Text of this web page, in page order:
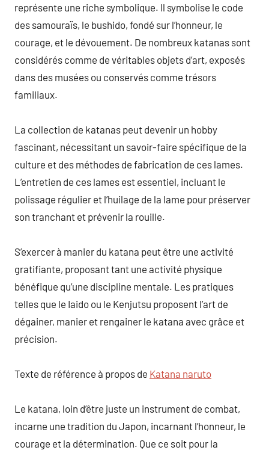
représente une riche symbolique. Il symbolise le code
des samouraïs, le bushido, fondé sur l’honneur, le
courage, et le dévouement. De nombreux katanas sont
considérés comme de véritables objets d’art, exposés
dans des musées ou conservés comme trésors
familiaux.
La collection de katanas peut devenir un hobby
fascinant, nécessitant un savoir-faire spécifique de la
culture et des méthodes de fabrication de ces lames.
L’entretien de ces lames est essentiel, incluant le
polissage régulier et l’huilage de la lame pour préserver
son tranchant et prévenir la rouille.
S’exercer à manier du katana peut être une activité
gratifiante, proposant tant une activité physique
bénéfique qu’une discipline mentale. Les pratiques
telles que le Iaido ou le Kenjutsu proposent l’art de
dégainer, manier et rengainer le katana avec grâce et
précision.
Texte de référence à propos de Katana naruto
Le katana, loin d’être juste un instrument de combat,
incarne une tradition du Japon, incarnant l’honneur, le
courage et la détermination. Que ce soit pour la